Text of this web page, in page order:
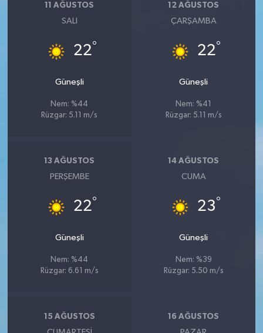
11 AĞUSTOS
SALI
22°
Güneşli
Nem: %44
Rüzgar: 5.11 m/s
12 AĞUSTOS
ÇARŞAMBA
22°
Güneşli
Nem: %41
Rüzgar: 5.11 m/s
13 AĞUSTOS
PERŞEMBE
22°
Güneşli
Nem: %44
Rüzgar: 6.61 m/s
14 AĞUSTOS
CUMA
23°
Güneşli
Nem: %39
Rüzgar: 5.50 m/s
15 AĞUSTOS 16 AĞUSTOS